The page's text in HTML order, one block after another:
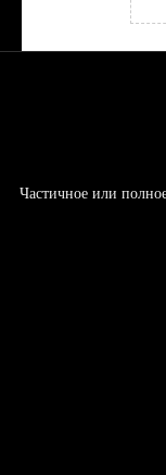
Частичное или